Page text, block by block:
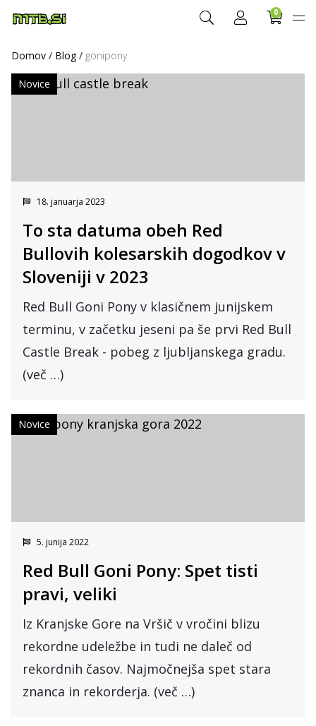
0
Domov / Blog/ gonipony
18. januarja 2023
To sta datuma obeh Red
Bullovih kolesarskih dogodkov v
Sloveniji v 2023
Red Bull Goni Pony v klasičnem junijskem
terminu, v začetku jeseni pa še prvi Red Bull
Castle Break - pobeg z ljubljanskega gradu.
(več …)
Novice
5. junija 2022
Red Bull Goni Pony: Spet tisti
pravi, veliki
Iz Kranjske Gore na Vršič v vročini blizu
rekordne udeležbe in tudi ne daleč od
rekordnih časov. Najmočnejša spet stara
znanca in rekorderja. (več …)
Novice